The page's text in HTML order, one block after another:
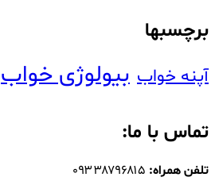
برچسبها
آپنه خواب بیولوژی خواب
تماس با ما:
تلفن همراه: ۰۹۳۳۸۷۹۶۸۱۵